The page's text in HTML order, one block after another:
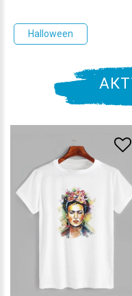
Halloween